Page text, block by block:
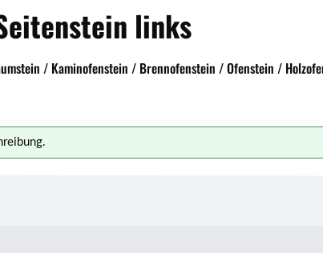
links
/ Kaminofenstein / Brennofenstein / Ofenstein /